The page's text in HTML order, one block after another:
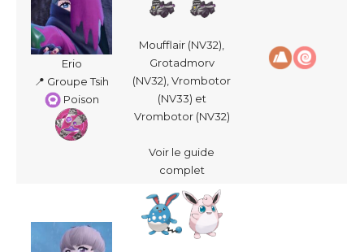
Erio
📍 Groupe Tsih
Poison
Moufflair (NV32),
Grotadmorv
(NV32), Vrombotor
(NV33) et
Vrombotor (NV32)
Voir le guide
complet